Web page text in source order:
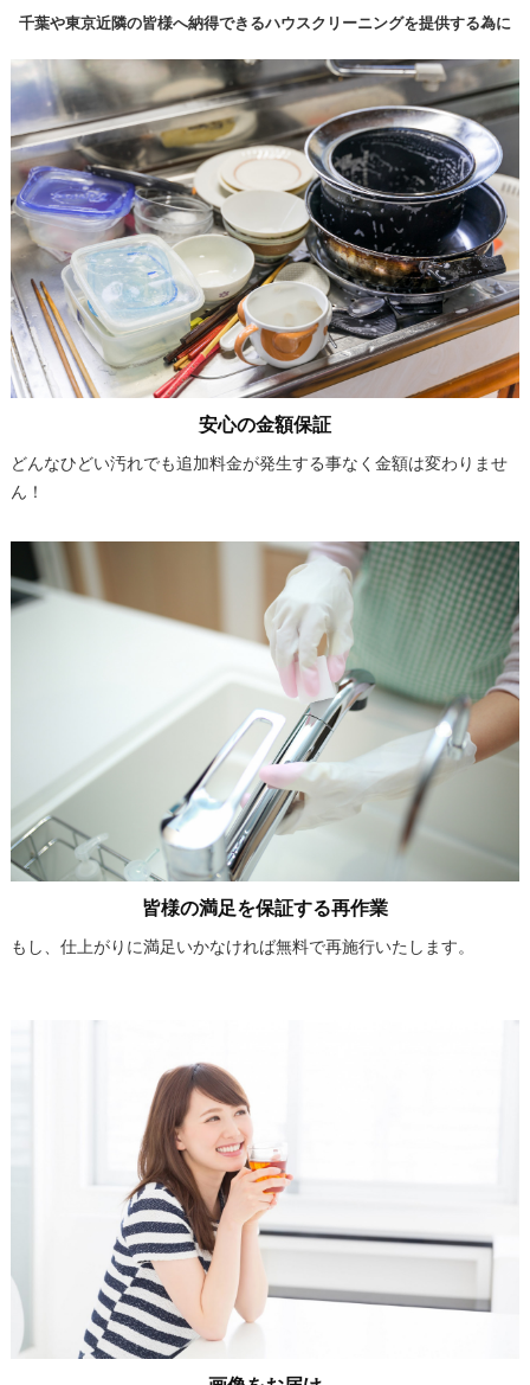
千葉や東京近隣の皆様へ納得できるハウスクリーニングを提供する為に
安心の金額保証
どんなひどい汚れでも追加料金が発生する事なく金額は変わりませ
ん！
皆様の満足を保証する再作業
もし、仕上がりに満足いかなければ無料で再施行いたします。